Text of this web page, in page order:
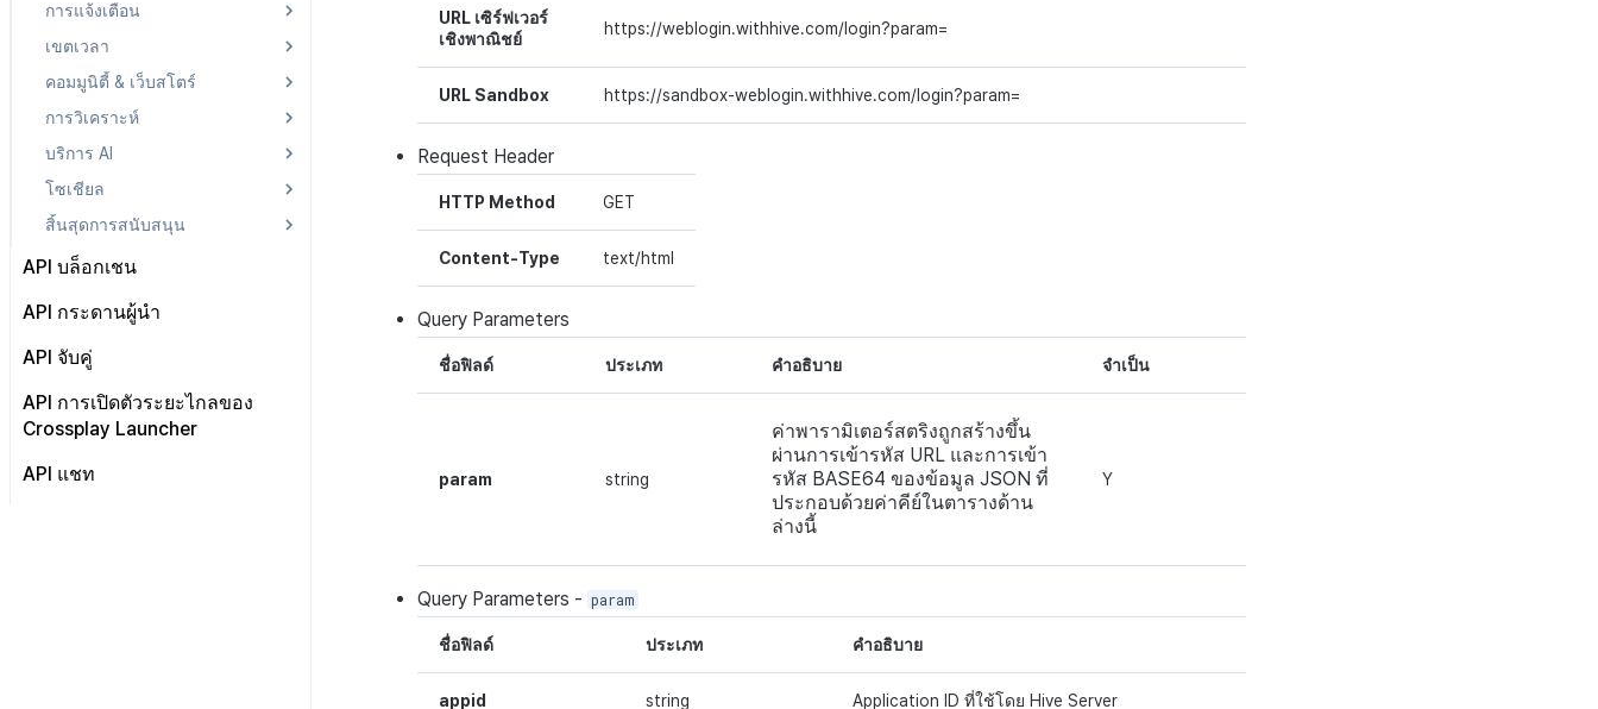
ใช้งาน
ลงทะเบียนและยกเลิกการระงับ
การใช้งาน
การเริ่มต้นการจัดอันดับของผู้ใช้
รายการแบนเนอร์
การถอดรหัสพารามิเตอร์
แบนเนอร์
สนับสนุน)
ข้อมูลผู้เชิญ UA (สิ้นสุดการ
สนับสนุน)
ข้อมูลความคืบหน้าแคมเปญ UA
(สิ้นสุดการสนับสนุน)
ซิงค์กับรายการ
IAP v4 ตรวจสอบใบเสร็จการ
สมัครสมาชิก
ชิกแบบเรียลไทม์
IAP v4 ตรวจสอบใบเสร็จ
IAP v4 ส่งผลการจัดส่งรายการ
ประวัติการซื้อ, ยกเลิก, คืนเงิน
ต่อแต่ละตลาด
การชำระเงิน Web PG
การแลกคูปองเว็บ
การตรวจสอบคูปองส่วนลดแบบ
อัตราส่วน
การแจ้งเตือน
OTP
ระบบตรวจสอบ OTP
Push v4
การตรวจสอบสิทธิ์
การส่งแบบเดี่ยว
การลงทะเบียนเป้าหมาย
การลงทะเบียนแคมเปญ
เขตเวลา
การรับรหัสประเทศ
การรับเขตเวลา
คอมมูนิตี้ & เว็บสโตร์
API โปรไฟล์
API ข้อมูลในแอป
การตรวจสอบข้อจำกัดการซื้อใน
ชำระเงิน API
การวิเคราะห์
บันทึกการดึงข้อมูล
บริการ AI
API แปลภาษาอัตโนมัติ
ส่งบันทึกการสนทนา
ตรวจจับการใช้ข้อความที่ไม่
โซเชียล
การแจ้งเตือนเกม
สิ้นสุดการสนับสนุน
การตรวจสอบสิทธิ์
ลบบัญชี
API บล็อกเชน
Hive บล็อกเชน API
เบิร์น
บล็อกเชน
API กระดานผู้นำ
API จับคู่
API การจับคู่ส่วนตัว
API การจับคู่กลุ่ม
API คอลแบ็กผลลัพธ์ที่ตรงกัน
API การเปิดตัวระยะไกลของ
Crossplay Launcher
API แชท
URL เซิร์ฟเวอร์
เชิงพาณิชย์
https://weblogin.withhive.com/login?param=
URL Sandbox https://sandbox-weblogin.withhive.com/login?param=
Request Header
HTTP Method GET
Content-Type text/html
Query Parameters
ชื่อฟิลด์ ประเภท คำอธิบาย จำเป็น
param string
ค่าพารามิเตอร์สตริงถูกสร้างขึ้น
ผ่านการเข้ารหัส URL และการเข้า
รหัส BASE64 ของข้อมูล JSON ที่
ประกอบด้วยค่าคีย์ในตารางด้าน
ล่างนี้
Y
Query Parameters - param
ชื่อฟิลด์ ประเภท คำอธิบาย
appid string Application ID ที่ใช้โดย Hive Server